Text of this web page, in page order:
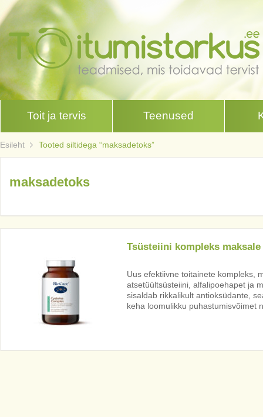
Toit ja tervis Teenused
Esileht Tooted siltidega “maksadetoks”
maksadetoks
Tsüsteiini kompleks maksale
Uus efektiivne toitainete kompleks,
atsetüültsüsteiini, alfalipoehapet ja
sisaldab rikkalikult antioksüdante,
keha loomulikku puhastumisvõimet